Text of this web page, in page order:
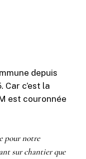
depuis
Car c’est la
est couronnée
pour notre
sur chantier que